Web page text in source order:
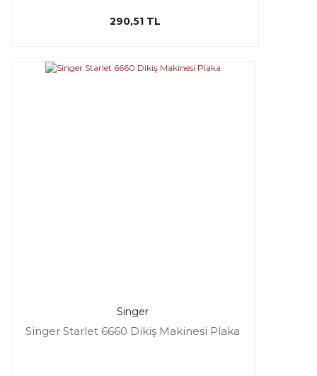
290,51 TL
Singer
Singer Starlet 6660 Dikiş Makinesi Plaka